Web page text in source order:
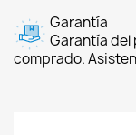
Garantía
Garantía del
comprado.